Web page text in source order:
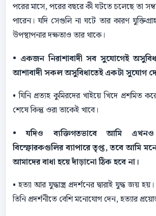
পরের মাসে, পরের বছরে কী ঘটতে চলেছে তা
পারেন। যদি সেগুলি না ঘটে তার কারণ
উপস্থাপনার দক্ষতাও তার থাকে।
• একজন নিরাশাবাদী সব সুযােগেই
আশাবাদী সকল অসুবিধাতেই একটা সুযােগ
• যিনি প্রত্যহ কুমিরদের খাইয়ে খিদে প্রশমিত
শেষে কিন্তু ওরা তাকেই খাবে।
• যদিও ব্যক্তিগতভাবে আমি এখনও
বিস্ফোরকগুলির ব্যাপারে তৃপ্ত, তবে আমি
আমাদের বাধা হয়ে দাঁড়ানাে ঠিক হবে না।
• হত্যা আর যুদ্ধাস্ত্র প্রদর্শনের দ্বারাই যুদ্ধ জয়
তিনি প্রদর্শনীতে বেশি মনােযােগ দেন, হত্যার